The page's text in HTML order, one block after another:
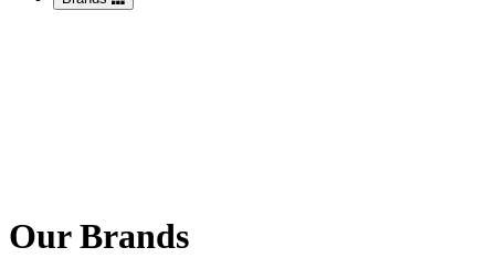
Our Brands